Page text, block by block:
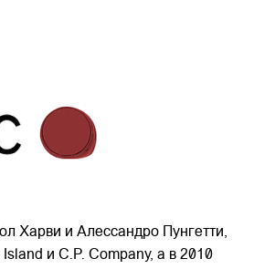
Харви и Алессандро Пунгетти,
и C.P. Сompany, а в 2010